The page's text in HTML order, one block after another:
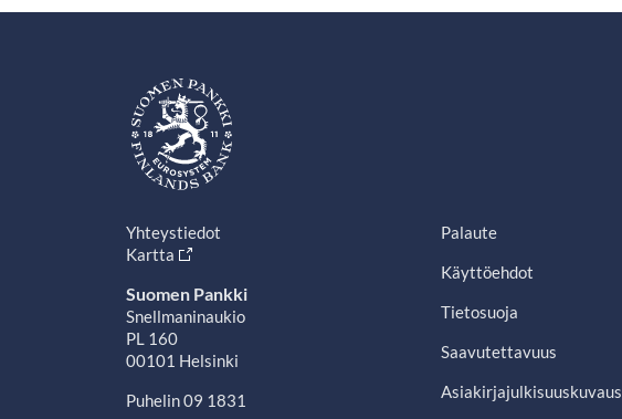
Yhteystiedot
Kartta
Suomen Pankki
Snellmaninaukio
PL 160
00101 Helsinki
Puhelin 09 1831
Palaute
Käyttöehdot
Tietosuoja
Saavutettavuus
Asiakirjajulkisuuskuvaus